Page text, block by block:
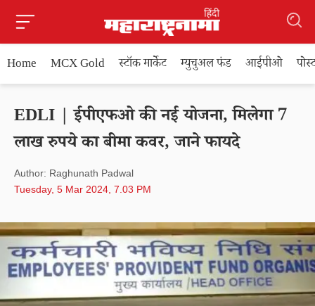
Home MCX Gold स्टॉक मार्केट म्युचुअल फंड आईपीओ
EDLI | ईपीएफओ की नई योजना, मिलेगा 7
लाख रुपये का बीमा कवर, जाने फायदे
Author: Raghunath Padwal
Tuesday, 5 Mar 2024, 7.03 PM